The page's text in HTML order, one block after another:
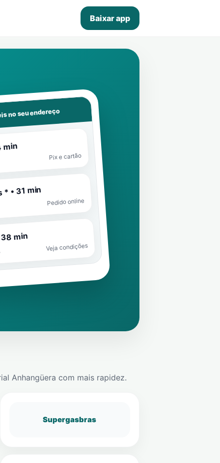
Baixar app
no seu endereço
min
Pix e cartão
• 31 min
Pedido online
min
Veja condições
Anhangüera com mais rapidez.
Supergasbras